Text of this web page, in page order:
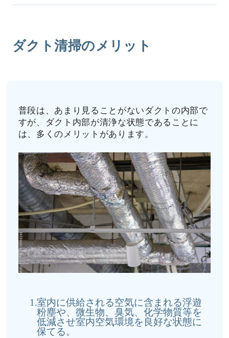
ダクト清掃のメリット
普段は、あまり見ることがないダクトの内部で
すが、ダクト内部が清浄な状態であることに
は、多くのメリットがあります。
1.室内に供給される空気に含まれる浮遊
粉塵や、微生物、臭気、化学物質等を
低減させ室内空気環境を良好な状態に
保てる。